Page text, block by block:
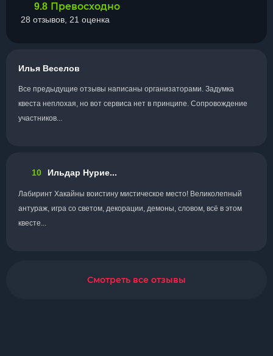
9.8 Превосходно
28 отзывов, 21 оценка
Илья Веселов
Все предыдущие отзывы написаны организаторами. Задумка
квеста неплохая, но вот сервиса нет в принципе. Сопровождение
участников...
10 Ильдар Нурие...
Лабиринт Хакайны воистину мистическое место! Великолепный
антураж, игра со светом, декорации, демоны, словом, всё в этом
квесте...
Смотреть все отзывы